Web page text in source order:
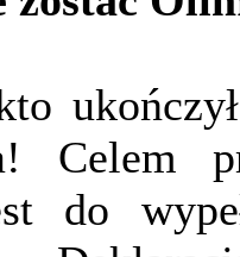
Celem
do